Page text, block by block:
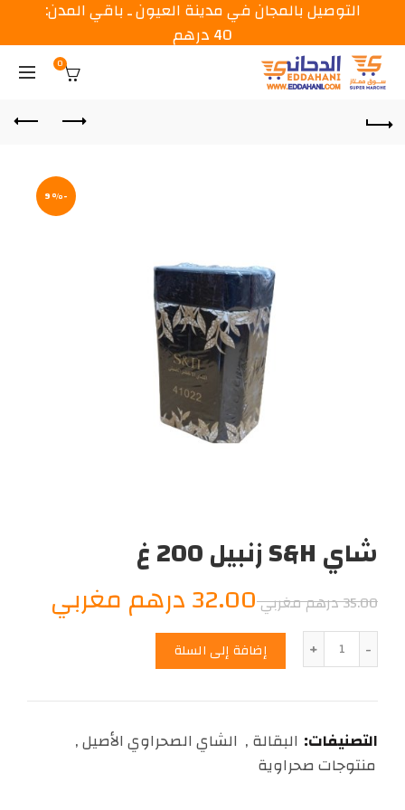
0
-9%
شاي S&H زنبيل 200 غ
35.00درهم مغربيالسعر
الأصلي
هو:
درهم
32.00درهم مغربي
الكمية إضافة إلى السلة
التصنيفات: البقالة, الشاي الصحراوي الأصيل,
منتوجات صحراوية
التوصيل بالمجان في مدينة العيون ـ باقي المدن:
40 درهم